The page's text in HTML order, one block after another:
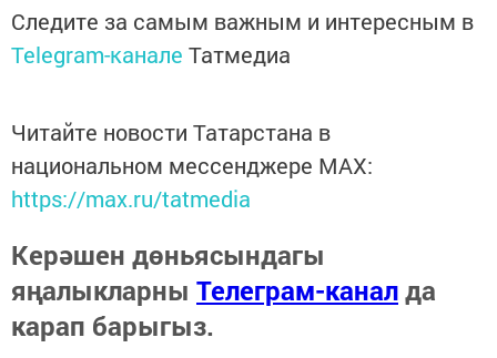
Следите за самым важным и интересным в
Telegram-канале Татмедиа
Читайте новости Татарстана в
национальном мессенджере MАХ:
https://max.ru/tatmedia
Керәшен дөньясындагы
яңалыкларны Телеграм-каналда
карап барыгыз.